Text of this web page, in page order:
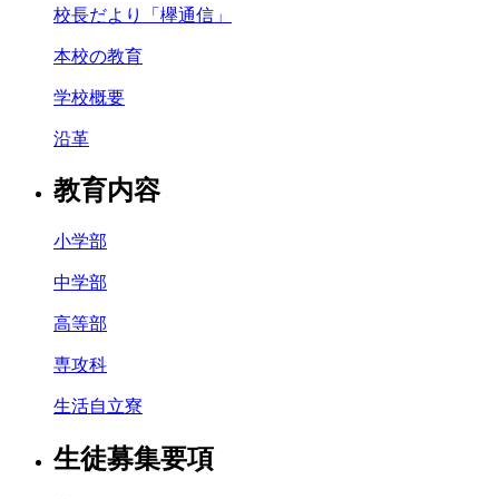
校長だより「欅通信」
本校の教育
学校概要
沿革
教育内容
小学部
中学部
高等部
専攻科
生活自立寮
生徒募集要項